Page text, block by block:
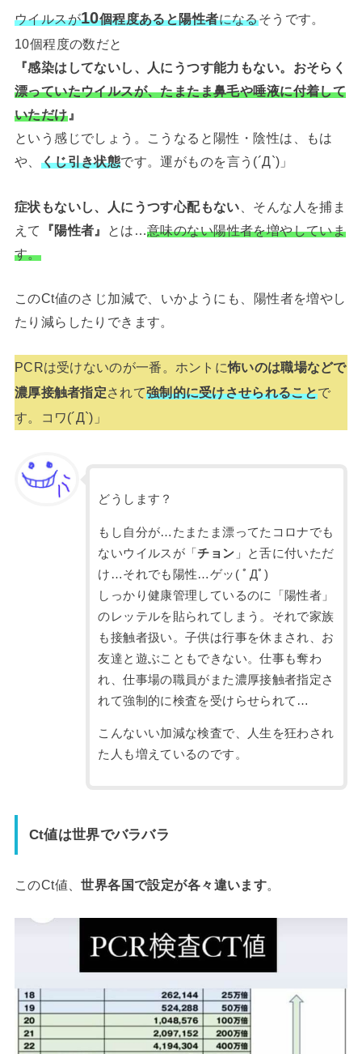
ウイルスが10個程度あると陽性者になるそうです。
10個程度の数だと
『感染はしてないし、人にうつす能力もない。おそらく
漂っていたウイルスが、たまたま鼻毛や唾液に付着して
いただけ』
という感じでしょう。こうなると陽性・陰性は、もは
や、 くじ引き状態です。運がものを言う(´Д`)」
症状もないし、人にうつす心配もない 、そんな人を捕ま
えて
『陽性者』 とは…意味のない陽性者を増やしていま
す。
このCt値のさじ加減で、いかようにも、陽性者を増やし
たり減らしたりできます。
PCRは受けないのが一番。ホントに怖いのは職場などで
濃厚接触者指定されて強制的に受けさせられることで
す。コワ(´Д`)」
どうします？
もし自分が…たまたま漂ってたコロナでも
ないウイルスが「チョン 」と舌に付いただ
け…それでも陽性…ゲッ( ﾟДﾟ)
しっかり健康管理しているのに「陽性者」
のレッテルを貼られてしまう。それで家族
も接触者扱い。子供は行事を休まされ、お
友達と遊ぶこともできない。仕事も奪わ
れ、仕事場の職員がまた濃厚接触者指定さ
れて強制的に検査を受けらせられて…
こんないい加減な検査で、人生を狂わされ
た人も増えているのです。
Ct値は世界でバラバラ
このCt値、世界各国で設定が各々違います。